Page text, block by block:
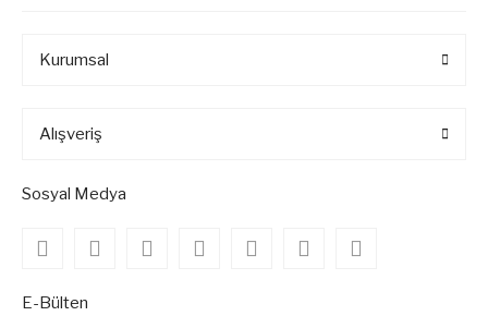
Kurumsal
Alışveriş
Sosyal Medya
E-Bülten